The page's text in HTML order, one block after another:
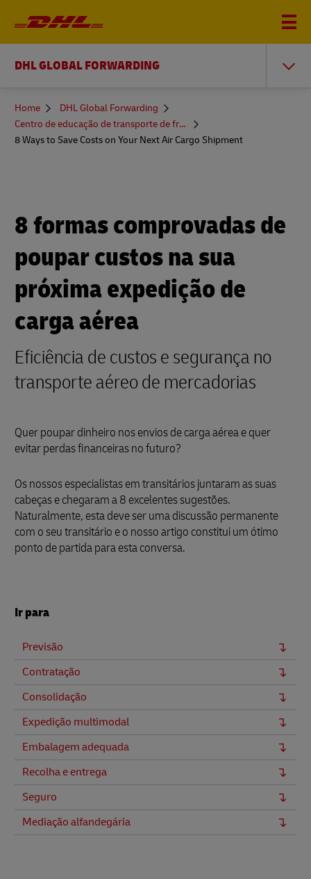
DHL GLOBAL FORWARDING
You
here
Home
DHL Global Forwarding
Centro de educação de transporte de frete
8 Ways to Save Costs on Your Next Air Cargo Shipment
8 formas comprovadas de
poupar custos na sua
próxima expedição de
carga aérea
Eficiência de custos e segurança no
transporte aéreo de mercadorias
Quer poupar dinheiro nos envios de carga aérea e quer
evitar perdas financeiras no futuro?
Os nossos especialistas em transitários juntaram as suas
cabeças e chegaram a 8 excelentes sugestões.
Naturalmente, esta deve ser uma discussão permanente
com o seu transitário e o nosso artigo constitui um ótimo
ponto de partida para esta conversa.
Ir para
Previsão
Contratação
Consolidação
Expedição multimodal
Embalagem adequada
Recolha e entrega
Seguro
Mediação alfandegária